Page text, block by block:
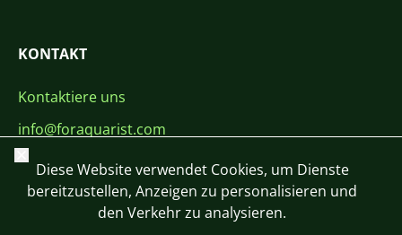
KONTAKT
Kontaktiere uns
info@foraquarist.com
+420 603 449 602
Schließen
Diese Website verwendet Cookies, um Dienste
bereitzustellen, Anzeigen zu personalisieren und
den Verkehr zu analysieren.